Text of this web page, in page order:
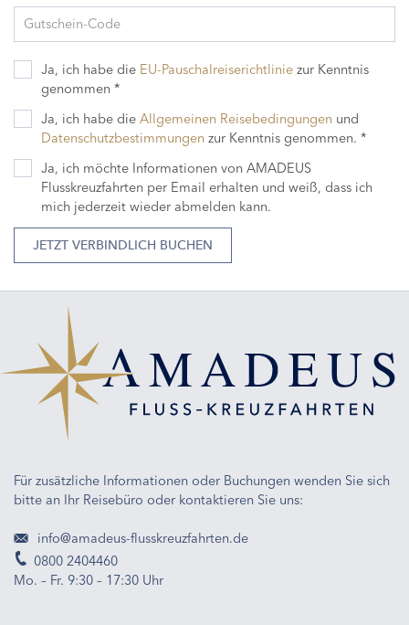
Gutschein-Code
Ja, ich habe die EU-Pauschalreiserichtlinie zur Kenntnis
genommen *
Ja, ich habe die Allgemeinen Reisebedingungen und
Datenschutzbestimmungen zur Kenntnis genommen. *
Ja, ich möchte Informationen von AMADEUS
Flusskreuzfahrten per Email erhalten und weiß, dass ich
mich jederzeit wieder abmelden kann.
JETZT VERBINDLICH BUCHEN
Für zusätzliche Informationen oder Buchungen wenden Sie sich
bitte an Ihr Reisebüro oder kontaktieren Sie uns:
info@amadeus-flusskreuzfahrten.de
0800 2404460
Mo. – Fr. 9:30 – 17:30 Uhr